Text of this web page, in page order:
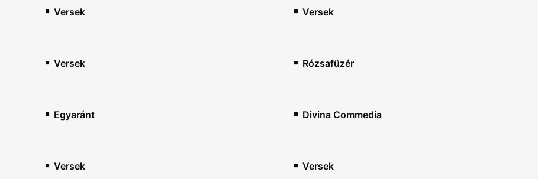
Versek Versek
Versek Rózsafüzér
Egyaránt Divina Commedia
Versek Versek